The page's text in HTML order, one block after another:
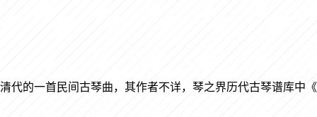
代的一首民间古琴曲，其作者不详，琴之界历代古琴谱库中